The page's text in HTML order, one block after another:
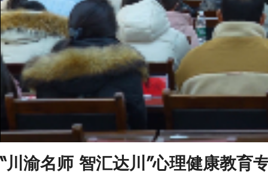
“川渝名师 智汇达川”心理健康教育